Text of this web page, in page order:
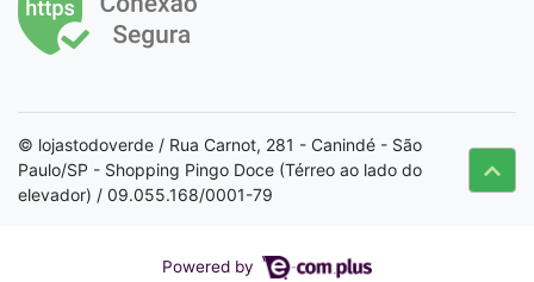
© lojastodoverde / Rua Carnot, 281 - Canindé - São
Paulo/SP - Shopping Pingo Doce (Térreo ao lado do
elevador) / 09.055.168/0001-79
Powered by